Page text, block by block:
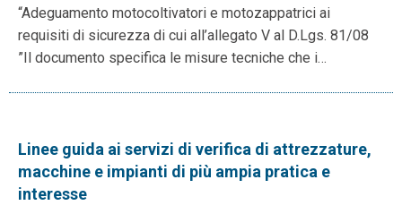
“Adeguamento motocoltivatori e motozappatrici ai
requisiti di sicurezza di cui all’allegato V al D.Lgs. 81/08
”Il documento specifica le misure tecniche che i…
Linee guida ai servizi di verifica di attrezzature,
macchine e impianti di più ampia pratica e
interesse